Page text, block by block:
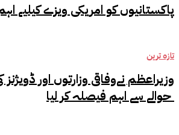
پاکستانیوں کو امریکی ویزے کیلیے
تازہ ترین
وزیراعظم نےوفاقی وزارتوں اور ڈویژنز
حوالے سے اہم فیصلہ کر لیا